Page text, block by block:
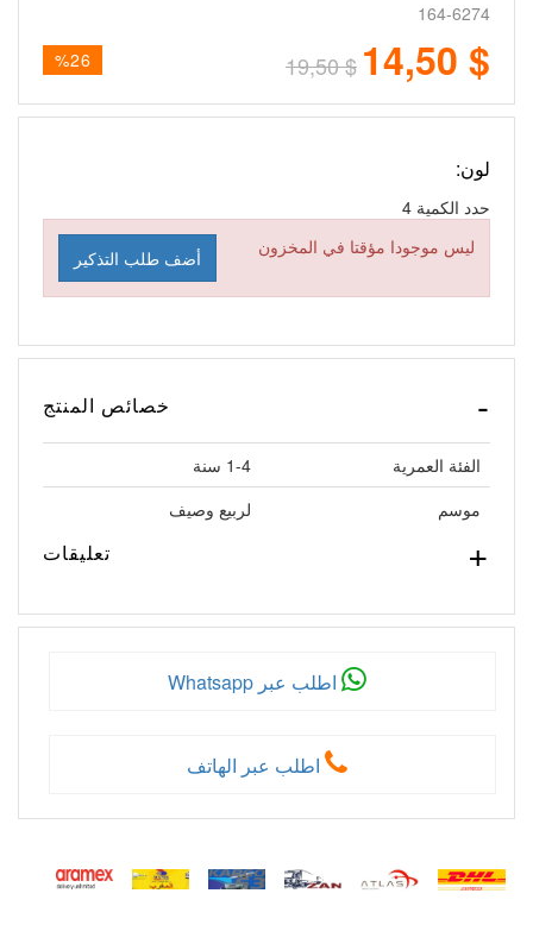
164-6274
%26
$ 14,50
$ 19,50
لون:
حدد الكمية
ليس موجودا مؤقتا في المخزون
أضف طلب التذكير
خصائص المنتج
الفئة العمرية
1-4 سنة
موسم
لربيع وصيف
تعليقات
اطلب عبر Whatsapp
اطلب عبر الهاتف